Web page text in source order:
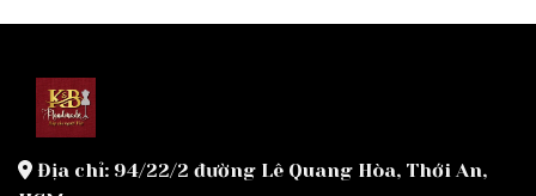
Địa chỉ: 94/22/2 đường Lê Quang Hòa, Thới An,